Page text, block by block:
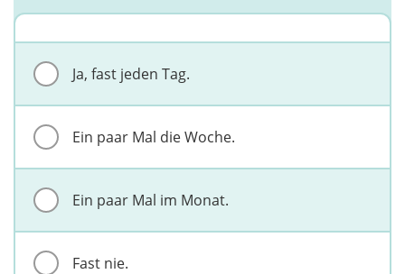
Ja, fast jeden Tag.
Ein paar Mal die Woche.
Ein paar Mal im Monat.
Fast nie.